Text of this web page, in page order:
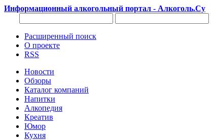
Информационный алкогольный портал - Алкоголь.Су
Расширенный поиск
О проекте
RSS
Новости
Обзоры
Каталог компаний
Напитки
Алкопедия
Креатив
Юмор
Кухня